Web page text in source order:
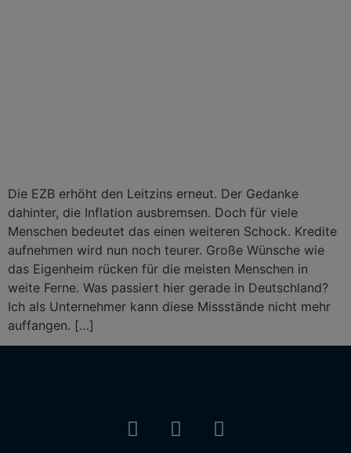
Die EZB erhöht den Leitzins erneut. Der Gedanke
dahinter, die Inflation ausbremsen. Doch für viele
Menschen bedeutet das einen weiteren Schock. Kredite
aufnehmen wird nun noch teurer. Große Wünsche wie
das Eigenheim rücken für die meisten Menschen in
weite Ferne. Was passiert hier gerade in Deutschland?
Ich als Unternehmer kann diese Missstände nicht mehr
auffangen. […]